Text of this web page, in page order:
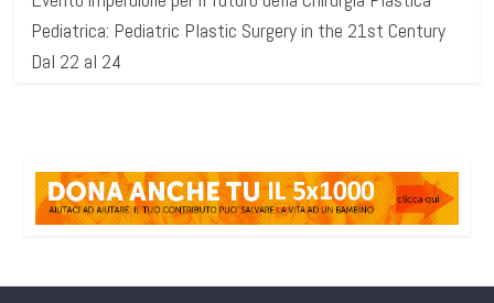
Pediatrica: Pediatric Plastic Surgery in the 21st Century
Dal 22 al 24